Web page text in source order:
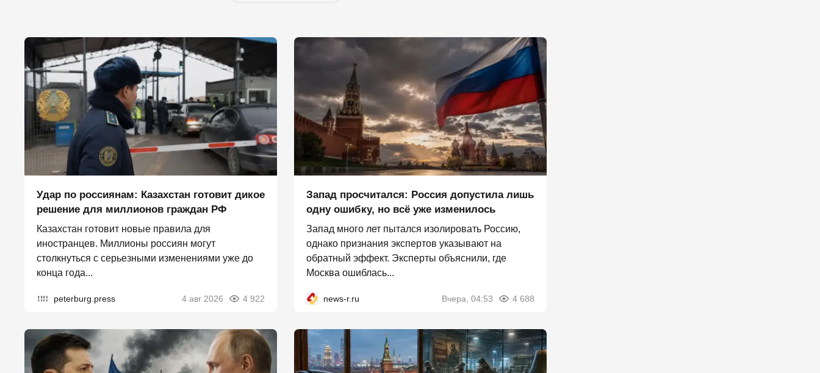
Удар по россиянам: Казахстан готовит дикое
решение для миллионов граждан РФ
Казахстан готовит новые правила для
иностранцев. Миллионы россиян могут
столкнуться с серьезными изменениями уже до
конца года...
peterburg.press 4 авг 2026 4 922
Запад просчитался: Россия допустила лишь
одну ошибку, но всё уже изменилось
Запад много лет пытался изолировать Россию,
однако признания экспертов указывают на
обратный эффект. Эксперты объяснили, где
Москва ошиблась...
news-r.ru Вчера, 04:53 4 688